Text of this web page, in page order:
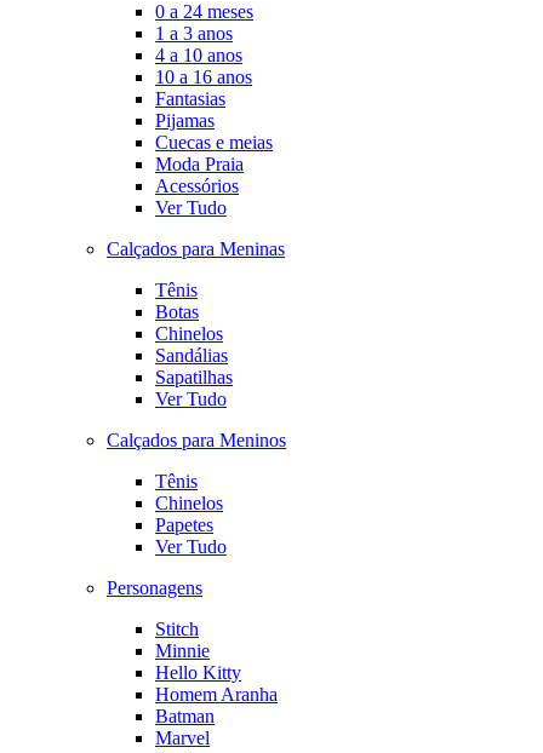
0 a 24 meses
1 a 3 anos
4 a 10 anos
10 a 16 anos
Fantasias
Pijamas
Cuecas e meias
Moda Praia
Acessórios
Ver Tudo
Calçados para Meninas
Tênis
Botas
Chinelos
Sandálias
Sapatilhas
Ver Tudo
Calçados para Meninos
Tênis
Chinelos
Papetes
Ver Tudo
Personagens
Stitch
Minnie
Hello Kitty
Homem Aranha
Batman
Marvel